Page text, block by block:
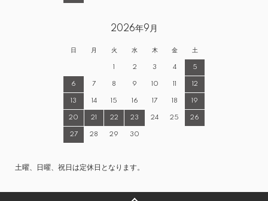
2026年9月
日 月 火 水 木 金 土
1 2 3 4 5
6 7 8 9 10 11 12
13 14 15 16 17 18 19
20 21 22 23 24 25 26
27 28 29 30
土曜、日曜、祝日は定休日となります。